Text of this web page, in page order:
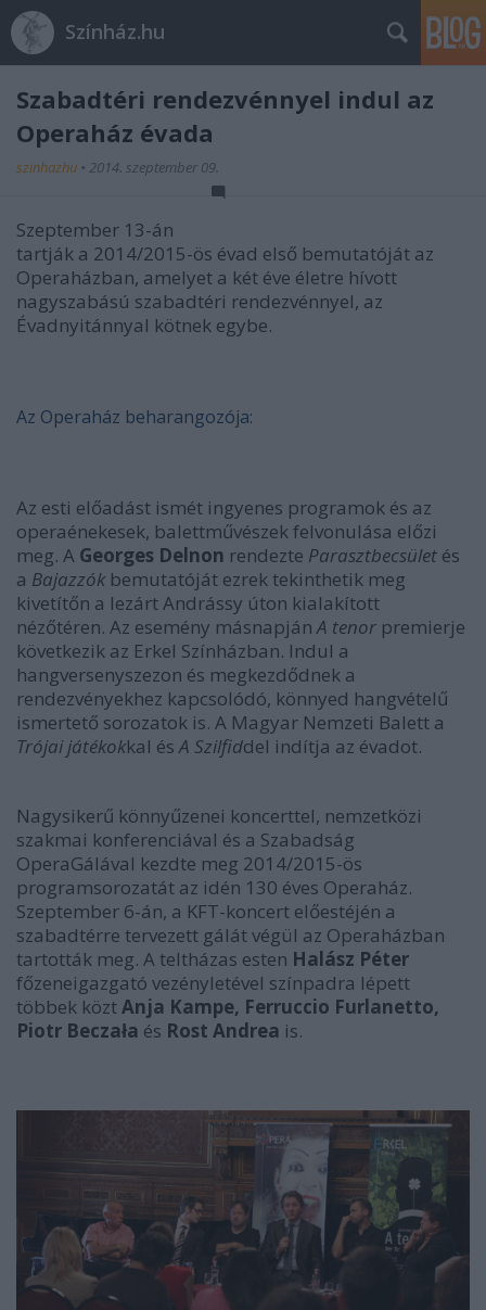
Színház.hu
Szabadtéri rendezvénnyel indul az
Operaház évada
szinhazhu • 2014. szeptember 09.
Szeptember 13-án
tartják a 2014/2015-ös évad első bemutatóját az
Operaházban, amelyet a két éve életre hívott
nagyszabású szabadtéri rendezvénnyel, az
Évadnyitánnyal kötnek egybe.
Az Operaház beharangozója:
Az esti előadást ismét ingyenes programok és az
operaénekesek, balettművészek felvonulása előzi
meg. A Georges Delnon rendezte Parasztbecsület és
a Bajazzók bemutatóját ezrek tekinthetik meg
kivetítőn a lezárt Andrássy úton kialakított
nézőtéren. Az esemény másnapjánA tenor premierje
következik az Erkel Színházban. Indul a
hangversenyszezon és megkezdődnek a
rendezvényekhez kapcsolódó, könnyed hangvételű
ismertető sorozatok is. A Magyar Nemzeti Balett a
Trójai játékokkal ésA Szilfiddel indítja az évadot.
Nagysikerű könnyűzenei koncerttel, nemzetközi
szakmai konferenciával és a Szabadság
OperaGálával kezdte meg 2014/2015-ös
programsorozatát az idén 130 éves Operaház.
Szeptember 6-án, a KFT-koncert előestéjén a
szabadtérre tervezett gálát végül az Operaházban
tartották meg. A teltházas esten Halász Péter
főzeneigazgató vezényletével színpadra lépett
többek köztAnja Kampe, Ferruccio Furlanetto,
Piotr Beczała és Rost Andrea is.